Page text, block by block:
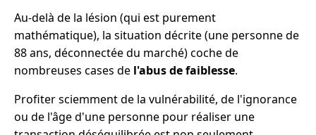
Au-delà de la lésion (qui est purement
mathématique), la situation décrite (une personne de
88 ans, déconnectée du marché) coche de
nombreuses cases de l'abus de faiblesse.
Profiter sciemment de la vulnérabilité, de l'ignorance
ou de l'âge d'une personne pour réaliser une